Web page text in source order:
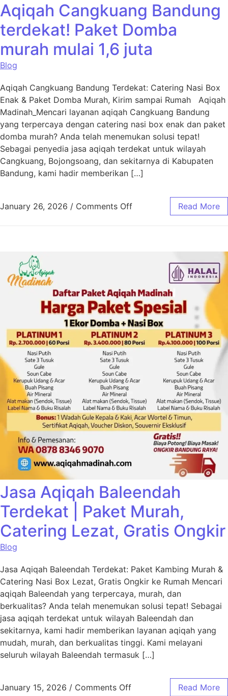
Aqiqah Cangkuang Bandung
terdekat! Paket Domba
murah mulai 1,6 juta
Blog
Aqiqah Cangkuang Bandung Terdekat: Catering Nasi Box
Enak & Paket Domba Murah, Kirim sampai Rumah Aqiqah
Madinah_Mencari layanan aqiqah Cangkuang Bandung
yang terpercaya dengan catering nasi box enak dan paket
domba murah? Anda telah menemukan solusi tepat!
Sebagai penyedia jasa aqiqah terdekat untuk wilayah
Cangkuang, Bojongsoang, dan sekitarnya di Kabupaten
Bandung, kami hadir memberikan […]
January 26, 2026 / Comments Off Read More
Jasa Aqiqah Baleendah
Terdekat | Paket Murah,
Catering Lezat, Gratis Ongkir
Blog
Jasa Aqiqah Baleendah Terdekat: Paket Kambing Murah &
Catering Nasi Box Lezat, Gratis Ongkir ke Rumah Mencari
aqiqah Baleendah yang terpercaya, murah, dan
berkualitas? Anda telah menemukan solusi tepat! Sebagai
jasa aqiqah terdekat untuk wilayah Baleendah dan
sekitarnya, kami hadir memberikan layanan aqiqah yang
mudah, murah, dan berkualitas tinggi. Kami melayani
seluruh wilayah Baleendah termasuk […]
January 15, 2026 / Comments Off Read More